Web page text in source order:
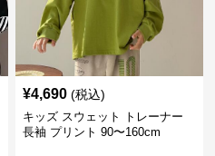
¥4,690 (税込)
キッズ スウェット トレーナー
長袖 プリント 90〜160cm